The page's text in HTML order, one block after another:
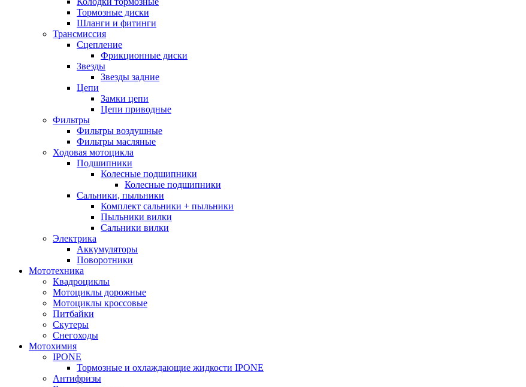
Тормозные диски
Шланги и фитинги
Трансмиссия
Cцепление
Фрикционные диски
Звезды
Звезды задние
Цепи
Замки цепи
Цепи приводные
Фильтры
Фильтры воздушные
Фильтры масляные
Ходовая мотоцикла
Подшипники
Колесные подшипники
Колесные подшипники
Сальники, пыльники
Комплект сальники + пыльники
Пыльники вилки
Сальники вилки
Электрика
Аккумуляторы
Поворотники
Мототехника
Квадроциклы
Мотоциклы дорожные
Мотоциклы кроссовые
Питбайки
Скутеры
Снегоходы
Мотохимия
IPONE
Тормозные и охлаждающие жидкости IPONE
Антифризы